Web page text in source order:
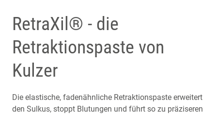
RetraXil® - die
Retraktionspaste von
Kulzer
Die elastische, fadenähnliche Retraktionspaste erweitert
den Sulkus, stoppt Blutungen und führt so zu präziseren